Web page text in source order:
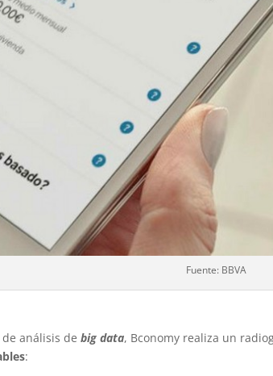
Fuente: BBVA
de análisis debig data, Bconomy realiza un
: